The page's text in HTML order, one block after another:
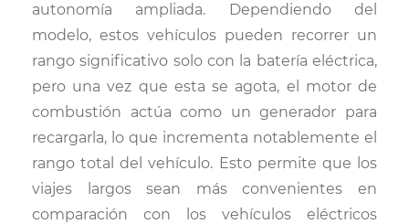
autonomía ampliada. Dependiendo del
modelo, estos vehículos pueden recorrer un
rango significativo solo con la batería eléctrica,
pero una vez que esta se agota, el motor de
combustión actúa como un generador para
recargarla, lo que incrementa notablemente el
rango total del vehículo. Esto permite que los
viajes largos sean más convenientes en
comparación con los vehículos eléctricos